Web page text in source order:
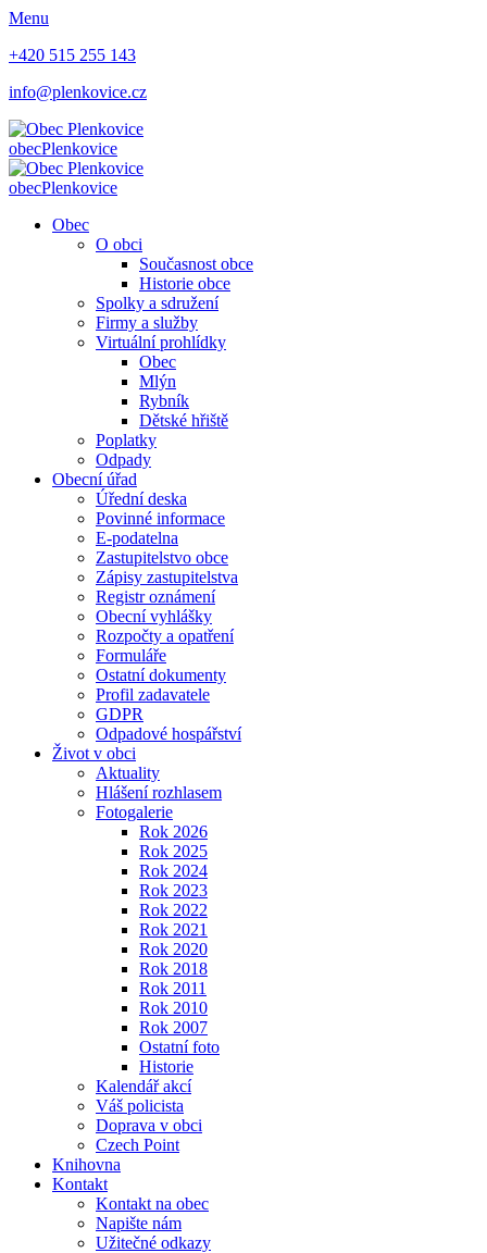
Menu
+420 515 255 143
info@plenkovice.cz
obecPlenkovice
obecPlenkovice
Obec
O obci
Současnost obce
Historie obce
Spolky a sdružení
Firmy a služby
Virtuální prohlídky
Obec
Mlýn
Rybník
Dětské hřiště
Poplatky
Odpady
Obecní úřad
Úřední deska
Povinné informace
E-podatelna
Zastupitelstvo obce
Zápisy zastupitelstva
Registr oznámení
Obecní vyhlášky
Rozpočty a opatření
Formuláře
Ostatní dokumenty
Profil zadavatele
GDPR
Odpadové hospářství
Život v obci
Aktuality
Hlášení rozhlasem
Fotogalerie
Rok 2026
Rok 2025
Rok 2024
Rok 2023
Rok 2022
Rok 2021
Rok 2020
Rok 2018
Rok 2011
Rok 2010
Rok 2007
Ostatní foto
Historie
Kalendář akcí
Váš policista
Doprava v obci
Czech Point
Knihovna
Kontakt
Kontakt na obec
Napište nám
Užitečné odkazy